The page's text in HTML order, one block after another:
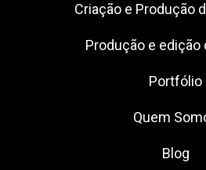
Criação e Produção
Produção e edição
Portfólio
Quem
Blog